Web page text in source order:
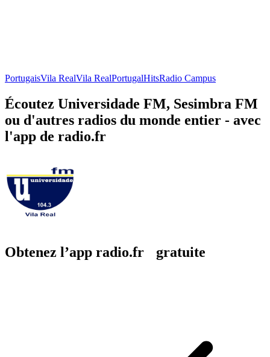
PortugaisVila RealVila RealPortugalHitsRadio Campus
Écoutez Universidade FM, Sesimbra FM
ou d'autres radios du monde entier - avec
l'app de radio.fr
Obtenez l’app radio.fr gratuite